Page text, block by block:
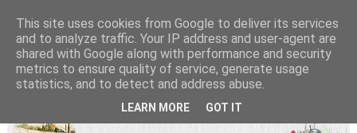
This site uses cookies from Google to deliver its services
and to analyze traffic. Your IP address and user-agent are
shared with Google along with performance and security
metrics to ensure quality of service, generate usage
statistics, and to detect and address abuse.
LEARN MORE GOT IT